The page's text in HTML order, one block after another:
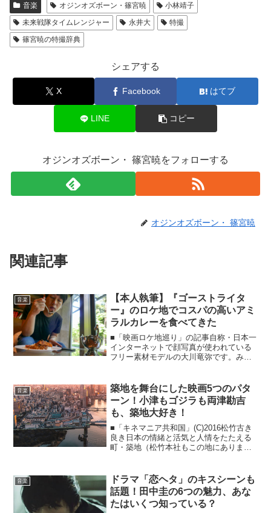
音楽 オジンオズボーン・篠宮暁
小林靖子
未来戦隊タイムレンジャー
永井大
特撮
篠宮暁の特撮辞典
シェアする
X Facebook はてブ
LINE コピー
オジンオズボーン・ 篠宮暁をフォローする
オジンオズボーン・ 篠宮暁
関連記事
音楽
【本人執筆】『ゴーストライタ
ー』のロケ地でコスパの高いアミ
ラルカレーを食べてきた
■「映画ロケ地巡り」の記事自称・日本一
インターネットで顔写真が使われている
フリー素材モデルの大川竜弥です。みな
さえあれば好きな作品のロケ地を調べ、
カメラ片手に巡回してい...
音楽
築地を舞台にした映画5つのパタ
ーン！小津もゴジラも両津勘吉
も、築地大好き！
■「キネマニア共和国」(C)2016松竹古き
良き日本の情緒と活気と人情をたたえる
町・築地（松竹本社もこの地にありま
がれがちな築地ではありますが、そんな
喧噪をよそに、この...
音楽
ドラマ「恋ヘタ」のキスシーンも
話題！田中圭の6つの魅力、あな
たはいくつ知っている？